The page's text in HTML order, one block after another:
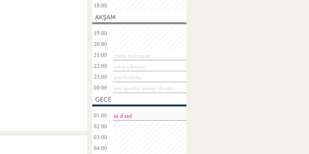
18:00
19:00
20:00
21:00
cuma milongası
22:00
çıkın çıkmazı
23:00
psychedelia
00:00
just another empty dream
01:00
in d red
02:00
03:00
04:00